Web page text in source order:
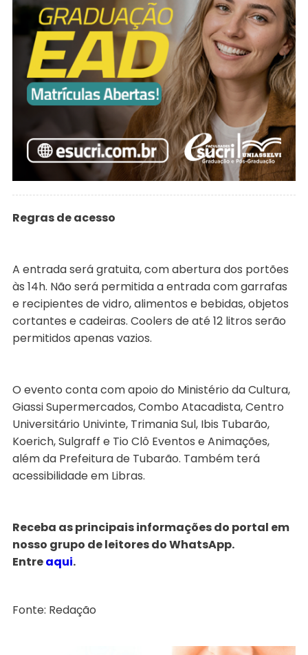
Regras de acesso
A entrada será gratuita, com abertura dos portões
às 14h. Não será permitida a entrada com garrafas
e recipientes de vidro, alimentos e bebidas, objetos
cortantes e cadeiras. Coolers de até 12 litros serão
permitidos apenas vazios.
O evento conta com apoio do Ministério da Cultura,
Giassi Supermercados, Combo Atacadista, Centro
Universitário Univinte, Trimania Sul, Ibis Tubarão,
Koerich, Sulgraff e Tio Clô Eventos e Animações,
além da Prefeitura de Tubarão. Também terá
acessibilidade em Libras.
Receba as principais informações do portal em
nosso grupo de leitores do WhatsApp.
Entreaqui.
Fonte: Redação